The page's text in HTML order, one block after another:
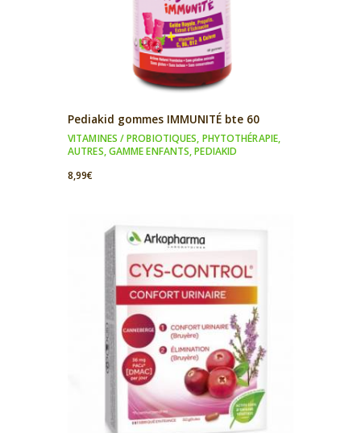
Pediakid gommes IMMUNITÉ bte 60
VITAMINES / PROBIOTIQUES, PHYTOTHÉRAPIE,
AUTRES,GAMME ENFANTS,PEDIAKID
8,99€